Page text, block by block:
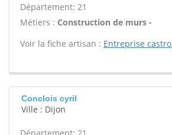
Département: 21
Métiers : Construction de murs -
Voir la fiche artisan : Entreprise
Conclois cyril
Ville : Dijon